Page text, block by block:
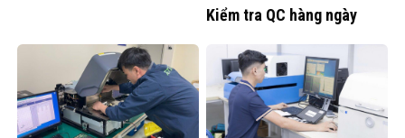
Kiểm tra QC hàng ngày